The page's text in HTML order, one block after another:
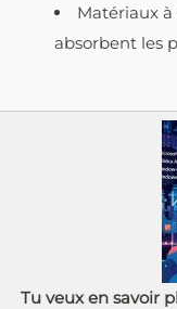
Matériaux
absorbent les
Tu veux en savoir